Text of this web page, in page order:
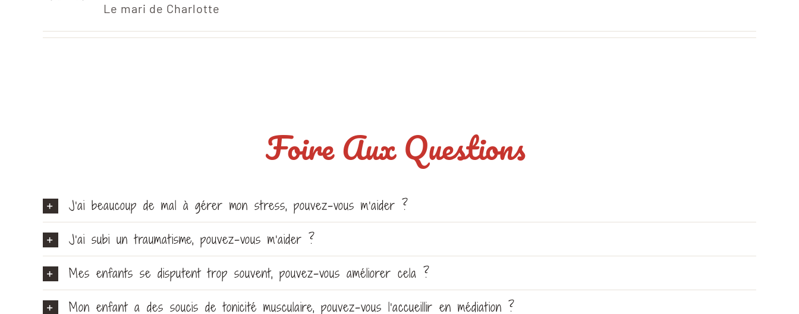
Le mari de Charlotte
Foire Aux Questions
J’ai beaucoup de mal à gérer mon stress, pouvez-vous m’aider ?
J’ai subi un traumatisme, pouvez-vous m’aider ?
Mes enfants se disputent trop souvent, pouvez-vous améliorer cela ?
Mon enfant a des soucis de tonicité musculaire, pouvez-vous l’accueillir en médiation ?